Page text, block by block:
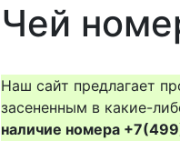
Чей
Наш сайт предлагает
засененным в какие-
наличие номера